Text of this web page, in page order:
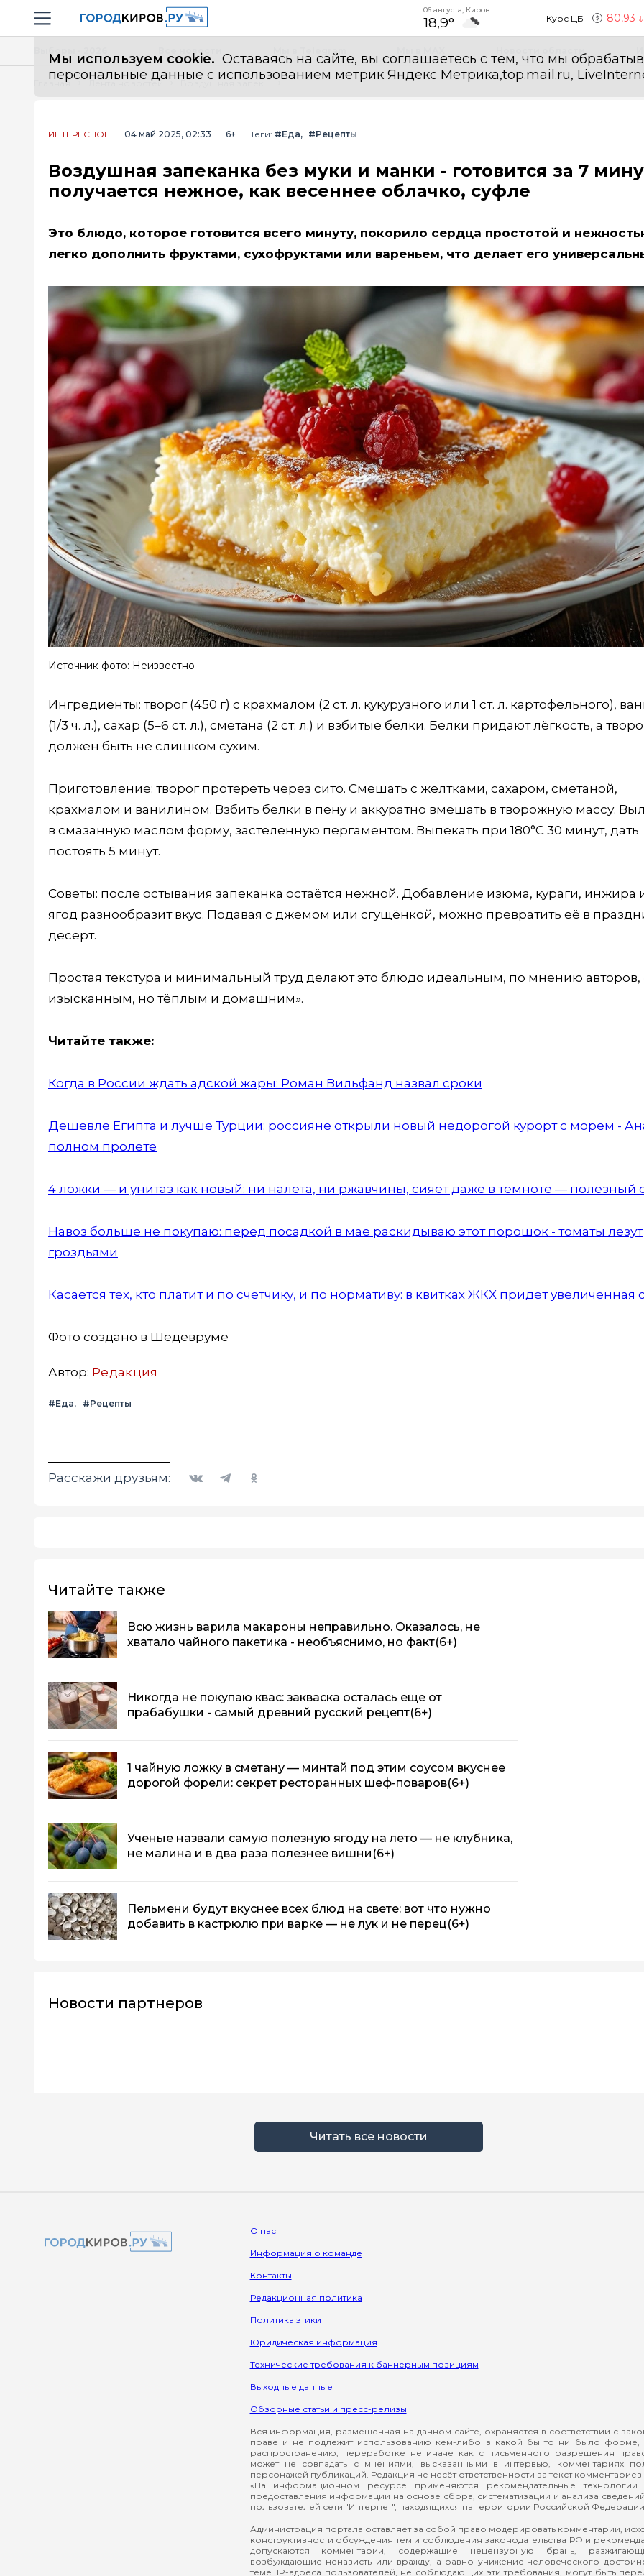
Навигация сайта
06 августа, Киров
18,9° Курс ЦБ 80,93
Мы используем cookie. Оставаясь на сайте, вы соглашаетесь с тем, что мы
персональные данные с использованием метрик Яндекс Метрика,top.mail.ru,
Все новости
Главная Лента новостей
ИНТЕРЕСНОЕ 04 май 2025, 02:33 6+ Теги: #Еда #Рецепты
Воздушная запеканка без муки и манки - готовится за 7
получается нежное, как весеннее облачко, суфле
Это блюдо, которое готовится всего минуту, покорило сердца простотой и
легко дополнить фруктами, сухофруктами или вареньем, что делает его
Источник фото: Неизвестно
Ингредиенты: творог (450 г) с крахмалом (2 ст. л. кукурузного или 1 ст. л. картофельного),
(1/3 ч. л.), сахар (5–6 ст. л.), сметана (2 ст. л.) и взбитые белки. Белки придают лёгкость, а
должен быть не слишком сухим.
Приготовление: творог протереть через сито. Смешать с желтками, сахаром, сметаной,
крахмалом и ванилином. Взбить белки в пену и аккуратно вмешать в творожную массу.
в смазанную маслом форму, застеленную пергаментом. Выпекать при 180°C 30 минут, дать
постоять 5 минут.
Советы: после остывания запеканка остаётся нежной. Добавление изюма, кураги, инжира
ягод разнообразит вкус. Подавая с джемом или сгущёнкой, можно превратить её в
десерт.
Простая текстура и минимальный труд делают это блюдо идеальным, по мнению авторов,
изысканным, но тёплым и домашним».
Читайте также:
Когда в России ждать адской жары: Роман Вильфанд назвал сроки
Дешевле Египта и лучше Турции: россияне открыли новый недорогой курорт с морем -
полном пролете
4 ложки — и унитаз как новый: ни налета, ни ржавчины, сияет даже в темноте — полезный
Навоз больше не покупаю: перед посадкой в мае раскидываю этот порошок - томаты лезут
гроздьями
Касается тех, кто платит и по счетчику, и по нормативу: в квитках ЖКХ придет увеличенная
Фото создано в Шедевруме
Автор: Редакция
#Еда #Рецепты
Расскажи друзьям:
Читайте также
Всю жизнь варила макароны неправильно. Оказалось, не
хватало чайного пакетика - необъяснимо, но факт(6+)
Никогда не покупаю квас: закваска осталась еще от
прабабушки - самый древний русский рецепт(6+)
1 чайную ложку в сметану — минтай под этим соусом вкуснее
дорогой форели: секрет ресторанных шеф-поваров(6+)
Ученые назвали самую полезную ягоду на лето — не клубника,
не малина и в два раза полезнее вишни (6+)
Пельмени будут вкуснее всех блюд на свете: вот что нужно
добавить в кастрюлю при варке — не лук и не перец(6+)
Новости партнеров
Читать все новости
О нас
Информация о команде
Контакты
Редакционная политика
Политика этики
Юридическая информация
Технические требования к баннерным позициям
Выходные данные
Обзорные статьи и пресс-релизы
Вся информация, размещенная на данном сайте, охраняется в соответствии с
праве и не подлежит использованию кем-либо в какой бы то ни было форме,
распространению, переработке не иначе как с письменного разрешения
может не совпадать с мнениями, высказанными в интервью, комментариях
персонажей публикаций. Редакция не несёт ответственности за текст комментариев
«На информационном ресурсе применяются рекомендательные технологии
предоставления информации на основе сбора, систематизации и анализа
пользователей сети "Интернет", находящихся на территории Российской
Администрация портала оставляет за собой право модерировать комментарии,
конструктивности обсуждения тем и соблюдения законодательства РФ и
допускаются комментарии, содержащие нецензурную брань,
возбуждающие ненависть или вражду, а равно унижение человеческого
теме. IP-адреса пользователей, не соблюдающих эти требования, могут быть